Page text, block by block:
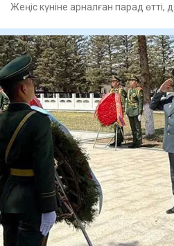
Жеңіс күніне арналған парад